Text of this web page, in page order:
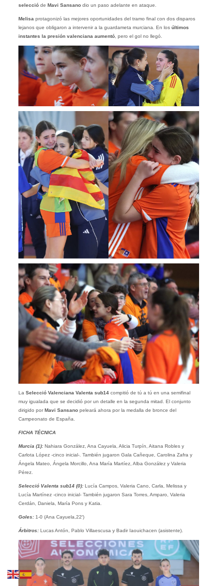
seleccióde Mavi Sansanodio un paso adelante en ataque.
Melisaprotagonizó las mejores oportunidades del tramo final con dos disparos
lejanos que obligaron a intervenir a la guardameta murciana. En los últimos
instantes la presión valenciana aumentó, pero el gol no llegó.
LaSelecció Valenciana Valenta sub14compitió de tú a tú en una semifinal
muy igualada que se decidió por un detalle en la segunda mitad. El conjunto
dirigido por Mavi Sansanopeleará ahora por la medalla de bronce del
Campeonato de España.
FICHA TÉCNICA
Murcia (1):Nahiara González, Ana Cayuela, Alicia Turpín, Aitana Robles y
Carlota López -cinco inicial-. También jugaron Gala Cañeque, Carolina Zafra y
Ángela Mateo, Ángela Morcillo, Ana María Martíez, Alba González y Valeria
Pérez.
Selecció Valenta sub14 (0):Lucía Campos, Valeria Cano, Carla, Melissa y
Lucía Martínez -cinco inicial- También jugaron Sara Torres, Amparo, Valeria
Cerdán, Daniela, María Pons y Katia.
Goles:1-0 (Ana Cayuela,22′)
Árbitros:Lucas Antón, Pablo Villaescusa y Badir Iaouichacen (asistente).